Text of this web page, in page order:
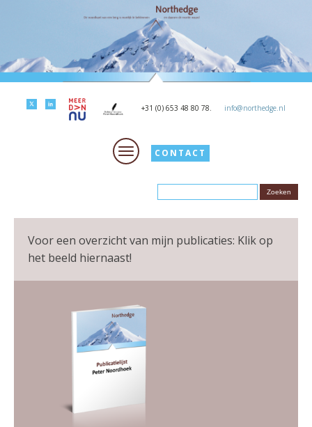
+31 (0) 653 48 80 78. info@northedge.nl
CONTACT
Voor een overzicht van mijn publicaties: Klik op
het beeld hiernaast!